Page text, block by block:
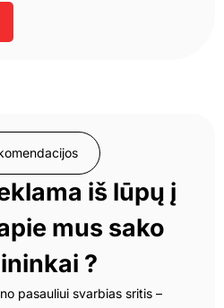
iš lūpų į
mus sako
?
pasauliui svarbias sritis –